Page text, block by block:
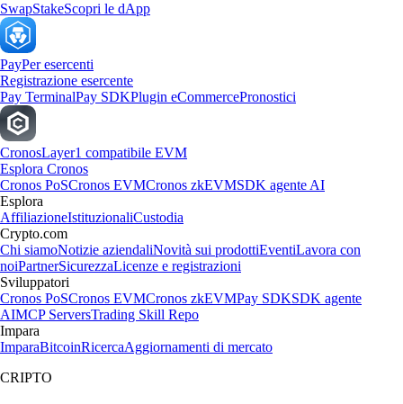
SwapStakeScopri le dApp
PayPer esercenti
Registrazione esercente
Pay TerminalPay SDKPlugin eCommercePronostici
CronosLayer1 compatibile EVM
Esplora Cronos
Cronos PoSCronos EVMCronos zkEVMSDK agente AI
Esplora
AffiliazioneIstituzionaliCustodia
Crypto.com
Chi siamoNotizie aziendaliNovità sui prodottiEventiLavora con
noiPartnerSicurezzaLicenze e registrazioni
Sviluppatori
Cronos PoSCronos EVMCronos zkEVMPay SDKSDK agente
AIMCP ServersTrading Skill Repo
Impara
ImparaBitcoinRicercaAggiornamenti di mercato
CRIPTO